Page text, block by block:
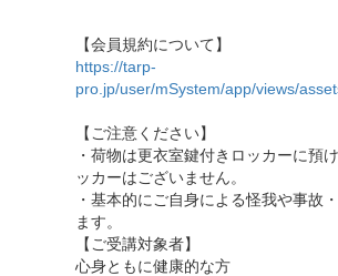
【会員規約について】
https://tarp-
pro.jp/user/mSystem/app/views/
【ご注意ください】
・荷物は更衣室鍵付きロッカーに預
ッカーはございません。
・基本的にご自身による怪我や事故
ます。
【ご受講対象者】
心身ともに健康的な方